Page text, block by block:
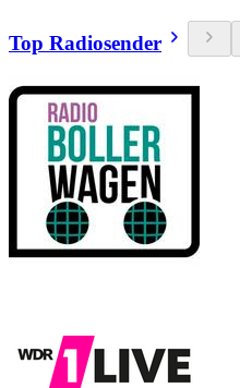
Top Radiosender